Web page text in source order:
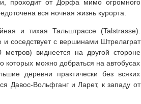
проходит от Дорфа мимо огромного
вся ночная жизнь курорта.
и тихая Тальштрассе (Talstrasse).
соседствует с вершинами Штрелаграт
виднеется на другой стороне
которых можно добраться на автобусах
деревни практически без всяких
Давос-Вольфганг и Ларет, к западу от